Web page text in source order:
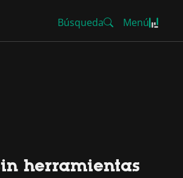
Búsqueda Menú
herramientas